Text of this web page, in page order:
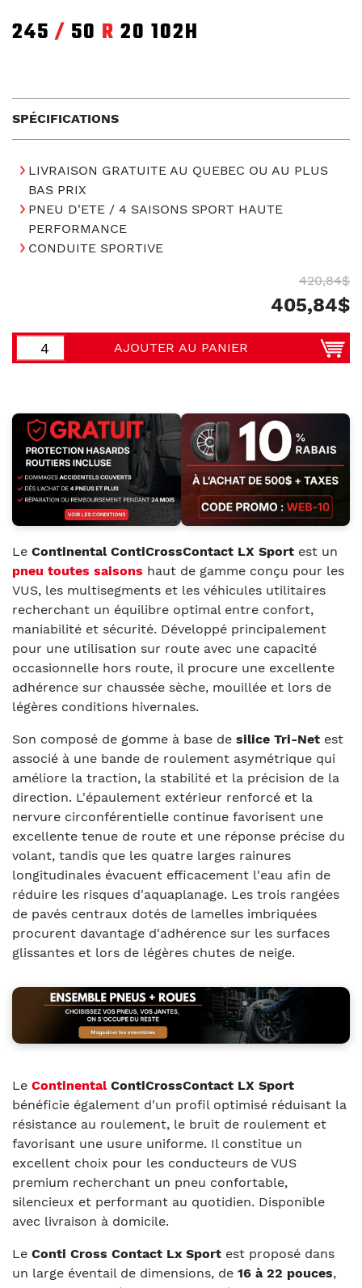
245 / 50 R 20 102H
SPÉCIFICATIONS
LIVRAISON GRATUITE AU QUEBEC OU AU PLUS
BAS PRIX
PNEU D'ETE / 4 SAISONS SPORT HAUTE
PERFORMANCE
CONDUITE SPORTIVE
420,84$
405,84$
AJOUTER AU PANIER
Le Continental ContiCrossContact LX Sport est un
pneu toutes saisons haut de gamme conçu pour les
VUS, les multisegments et les véhicules utilitaires
recherchant un équilibre optimal entre confort,
maniabilité et sécurité. Développé principalement
pour une utilisation sur route avec une capacité
occasionnelle hors route, il procure une excellente
adhérence sur chaussée sèche, mouillée et lors de
légères conditions hivernales.
Son composé de gomme à base de silice Tri-Net est
associé à une bande de roulement asymétrique qui
améliore la traction, la stabilité et la précision de la
direction. L'épaulement extérieur renforcé et la
nervure circonférentielle continue favorisent une
excellente tenue de route et une réponse précise du
volant, tandis que les quatre larges rainures
longitudinales évacuent efficacement l'eau afin de
réduire les risques d'aquaplanage. Les trois rangées
de pavés centraux dotés de lamelles imbriquées
procurent davantage d'adhérence sur les surfaces
glissantes et lors de légères chutes de neige.
Le ContinentalContiCrossContact LX Sport
bénéficie également d'un profil optimisé réduisant la
résistance au roulement, le bruit de roulement et
favorisant une usure uniforme. Il constitue un
excellent choix pour les conducteurs de VUS
premium recherchant un pneu confortable,
silencieux et performant au quotidien. Disponible
avec livraison à domicile.
Le Conti Cross Contact Lx Sport est proposé dans
un large éventail de dimensions, de 16 à 22 pouces,